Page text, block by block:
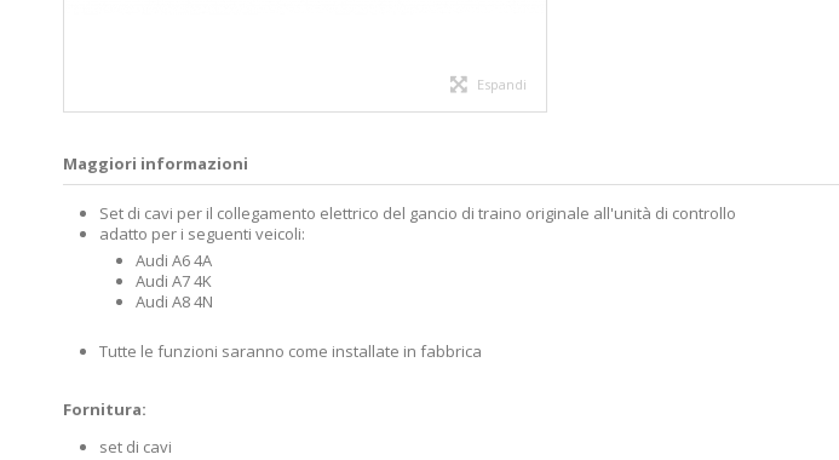
Espandi
Maggiori informazioni
Set di cavi per il collegamento elettrico del gancio di traino originale all'unità di controllo
adatto per i seguenti veicoli:
Audi A6 4A
Audi A7 4K
Audi A8 4N
Tutte le funzioni saranno come installate in fabbrica
Fornitura:
set di cavi